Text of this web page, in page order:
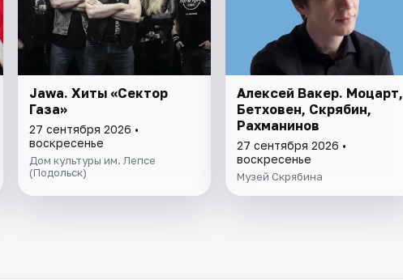
Jawa. Хиты «Сектор
Газа»
27 сентября 2026 •
воскресенье
Дом культуры им. Лепсе
(Подольск)
Алексей Вакер. Моцарт,
Бетховен, Скрябин,
Рахманинов
27 сентября 2026 •
воскресенье
Музей Скрябина